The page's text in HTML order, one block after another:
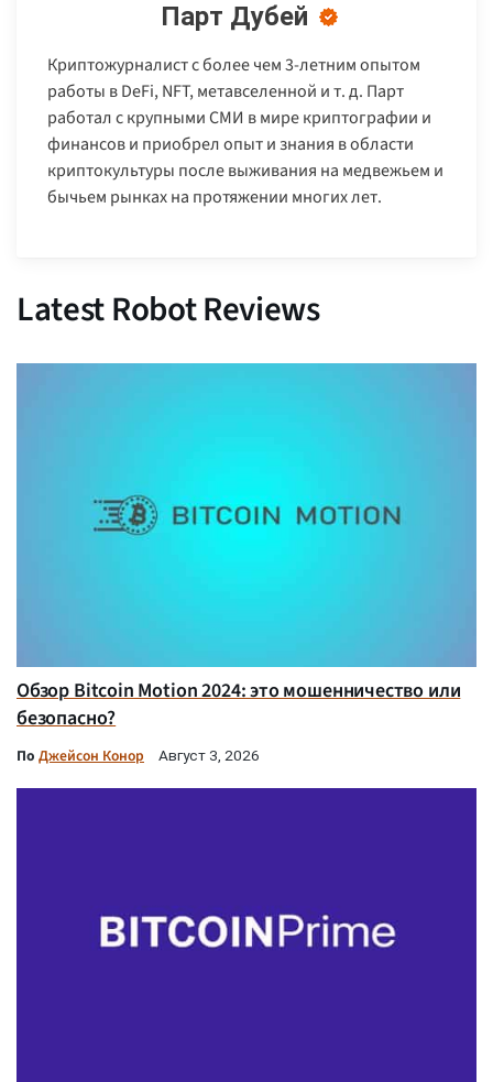
Парт Дубей
Криптожурналист с более чем 3-летним опытом
работы в DeFi, NFT, метавселенной и т. д. Парт
работал с крупными СМИ в мире криптографии и
финансов и приобрел опыт и знания в области
криптокультуры после выживания на медвежьем и
бычьем рынках на протяжении многих лет.
Latest Robot Reviews
Обзор Bitcoin Motion 2024: это мошенничество или
безопасно?
По Джейсон Конор Август 3, 2026